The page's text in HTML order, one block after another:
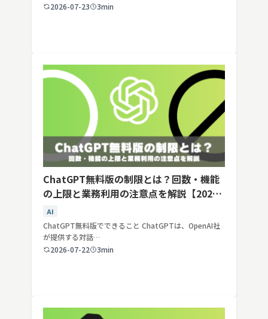
2026-07-23
3min
ChatGPT無料版の制限とは？回数・機能
の上限と業務利用の注意点を解説【2026
年最新】
AI
ChatGPT無料版でできること ChatGPTは、OpenAI社
が提供する対話…
2026-07-22
3min